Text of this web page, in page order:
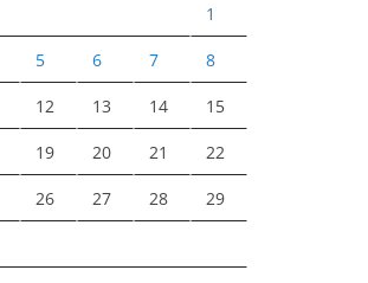
1
5 6 7 8
12 13 14 15
19 20 21 22
26 27 28 29